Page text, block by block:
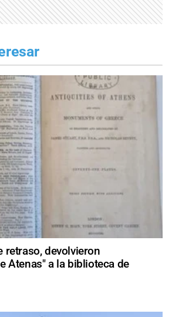
retraso, devolvieron
Atenas" a la biblioteca de